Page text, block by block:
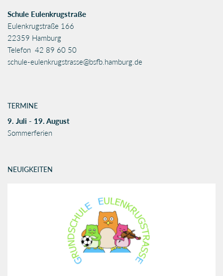
Schule Eulenkrugstraße
Eulenkrugstraße 166
22359 Hamburg
Telefon 42 89 60 50
schule-eulenkrugstrasse@bsfb.hamburg.de
TERMINE
9. Juli - 19. August
Sommerferien
NEUIGKEITEN